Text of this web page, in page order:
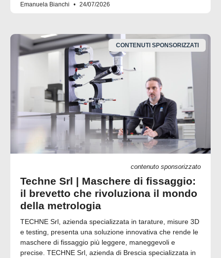
Emanuela Bianchi 24/07/2026
CONTENUTI SPONSORIZZATI
contenuto sponsorizzato
Techne Srl | Maschere di fissaggio:
il brevetto che rivoluziona il mondo
della metrologia
TECHNE Srl, azienda specializzata in tarature, misure 3D
e testing, presenta una soluzione innovativa che rende le
maschere di fissaggio più leggere, maneggevoli e
precise. TECHNE Srl, azienda di Brescia specializzata in